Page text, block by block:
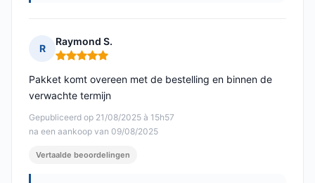
R
Raymond S.
Opmerking: 5 van 5
Gepubliceerd op 21/08/2025 à 15h57
na een aankoop van 09/08/2025
Pakket komt overeen met de bestelling en binnen de
verwachte termijn
Vertaalde beoordelingen